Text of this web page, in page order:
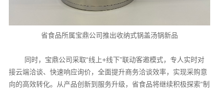
省食品所属宝鼎公司推出收纳式锅盖汤锅新品
同时，宝鼎公司采取“线上+线下”联动客邀模式，专人实时对
接云端洽谈、快速响应询价，全面提升商务洽谈效率，实现采购意
向的高效转化。从产品创新到服务升级，省食品将继续积极探索“制